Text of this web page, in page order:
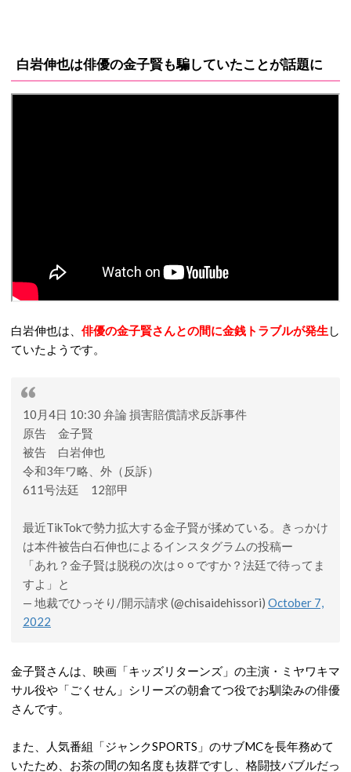
白岩伸也は俳優の金子賢も騙していたことが話題に
白岩伸也は、 俳優の金子賢さんとの間に金銭トラブルが発生 し
ていたようです。
10月4日 10:30 弁論 損害賠償請求反訴事件
原告 金子賢
被告 白岩伸也
令和3年ワ略、外（反訴）
611号法廷 12部甲
最近TikTokで勢力拡大する金子賢が揉めている。きっかけ
は本件被告白石伸也によるインスタグラムの投稿ー
「あれ？金子賢は脱税の次は⚪︎⚪︎ですか？法廷で待ってま
すよ」と
— 地裁でひっそり/開示請求 (@chisaidehissori) October 7,
2022
金子賢さんは、映画「キッズリターンズ」の主演・ミヤワキマ
サル役や「ごくせん」シリーズの朝倉てつ役でお馴染みの俳優
さんです。
また、人気番組「ジャンクSPORTS」のサブMCを長年務めて
いたため、お茶の間の知名度も抜群ですし、格闘技バブルだっ